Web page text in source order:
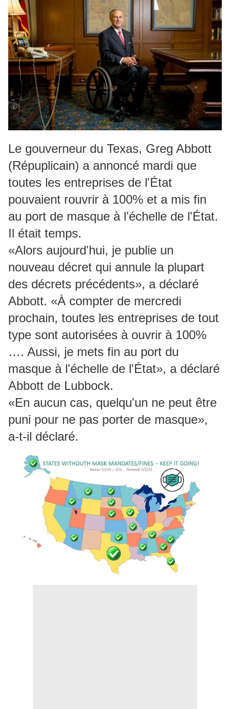
Le gouverneur du Texas, Greg Abbott
(Répuplicain) a annoncé mardi que
toutes les entreprises de l'État
pouvaient rouvrir à 100% et a mis fin
au port de masque à l'échelle de l'État.
Il était temps.
«Alors aujourd'hui, je publie un
nouveau décret qui annule la plupart
des décrets précédents», a déclaré
Abbott. «À compter de mercredi
prochain, toutes les entreprises de tout
type sont autorisées à ouvrir à 100%
…. Aussi, je mets fin au port du
masque à l'échelle de l'État», a déclaré
Abbott de Lubbock.
«En aucun cas, quelqu'un ne peut être
puni pour ne pas porter de masque»,
a-t-il déclaré.